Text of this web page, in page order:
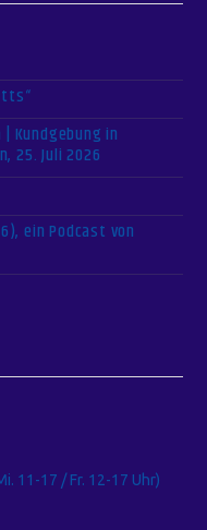
Kundgebung in
25. Juli 2026
ein Podcast von
11-17 / Fr. 12-17 Uhr)